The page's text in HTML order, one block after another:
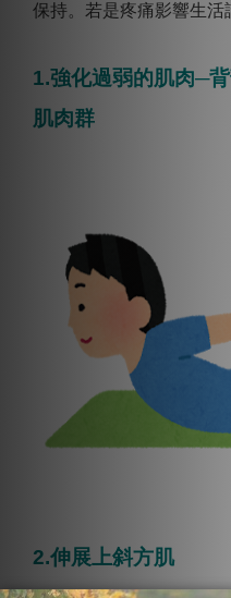
保持。若是疼痛影響生活
1.強化過弱的肌肉─
肌肉群
2.伸展上斜方肌